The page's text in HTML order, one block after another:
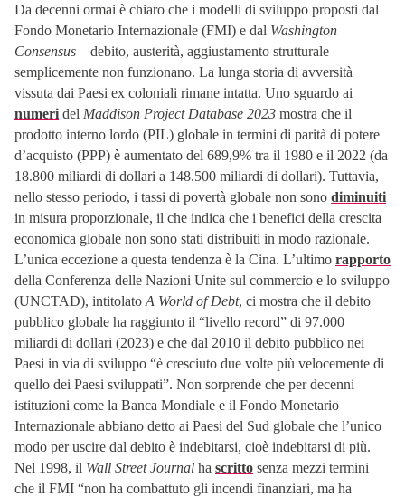
Da decenni ormai è chiaro che i modelli di sviluppo proposti dal
Fondo Monetario Internazionale (FMI) e dal Washington
Consensus – debito, austerità, aggiustamento strutturale –
semplicemente non funzionano. La lunga storia di avversità
vissuta dai Paesi ex coloniali rimane intatta. Uno sguardo ai
numeri del Maddison Project Database 2023 mostra che il
prodotto interno lordo (PIL) globale in termini di parità di potere
d’acquisto (PPP) è aumentato del 689,9% tra il 1980 e il 2022 (da
18.800 miliardi di dollari a 148.500 miliardi di dollari). Tuttavia,
nello stesso periodo, i tassi di povertà globale non sono diminuiti
in misura proporzionale, il che indica che i benefici della crescita
economica globale non sono stati distribuiti in modo razionale.
L’unica eccezione a questa tendenza è la Cina. L’ultimo rapporto
della Conferenza delle Nazioni Unite sul commercio e lo sviluppo
(UNCTAD), intitolato A World of Debt, ci mostra che il debito
pubblico globale ha raggiunto il “livello record” di 97.000
miliardi di dollari (2023) e che dal 2010 il debito pubblico nei
Paesi in via di sviluppo “è cresciuto due volte più velocemente di
quello dei Paesi sviluppati”. Non sorprende che per decenni
istituzioni come la Banca Mondiale e il Fondo Monetario
Internazionale abbiano detto ai Paesi del Sud globale che l’unico
modo per uscire dal debito è indebitarsi, cioè indebitarsi di più.
Nel 1998, il Wall Street Journal ha scritto senza mezzi termini
che il FMI “non ha combattuto gli incendi finanziari, ma ha